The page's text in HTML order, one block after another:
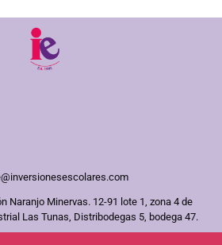
Naranjo Minervas. 12-91 lote 1, zona 4 de
Las Tunas, Distribodegas 5, bodega 47.